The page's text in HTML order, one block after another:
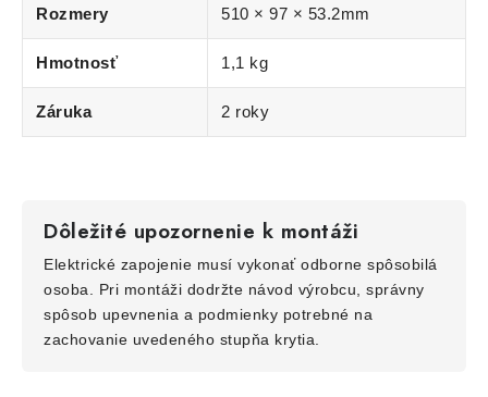
Rozmery 510 × 97 × 53.2mm
Hmotnosť 1,1 kg
Záruka 2 roky
Dôležité upozornenie k montáži
Elektrické zapojenie musí vykonať odborne spôsobilá
osoba. Pri montáži dodržte návod výrobcu, správny
spôsob upevnenia a podmienky potrebné na
zachovanie uvedeného stupňa krytia.